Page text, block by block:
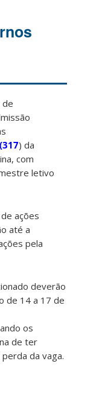
de
) da
com
letivo
ações
até a
pela
deverão
de 14 a 17 de
os
de ter
da vaga.